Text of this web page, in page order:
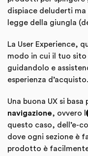
dispiace deluderti
legge della giungla
La User Experience,
modo in cui il tuo sito
guidandolo e
esperienza d’acquisto.
Una buona UX si
navigazione, ovvero l
questo caso, dell’e-
dove ogni sezione è
prodotto è